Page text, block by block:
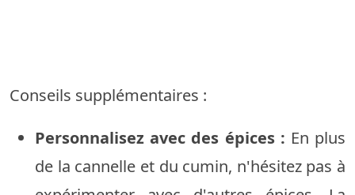
Conseils supplémentaires :
Personnalisez avec des épices : En plus
de la cannelle et du cumin, n'hésitez pas à